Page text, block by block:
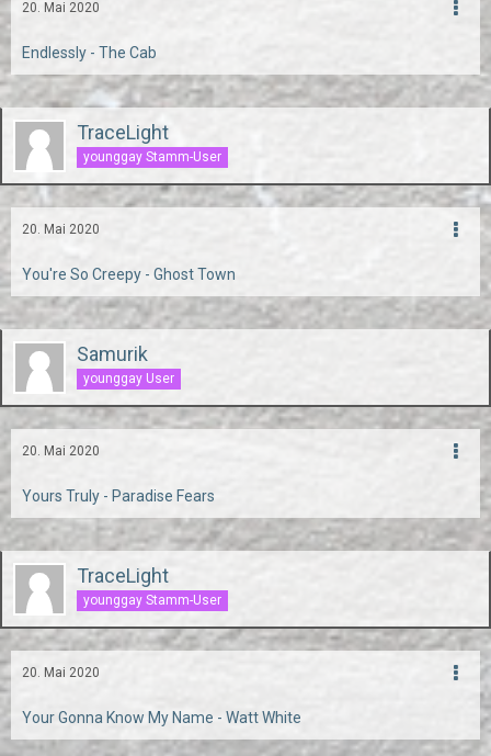
20. Mai 2020
Endlessly - The Cab
TraceLight
younggay Stamm-User
20. Mai 2020
You're So Creepy - Ghost Town
Samurik
younggay User
20. Mai 2020
Yours Truly - Paradise Fears
TraceLight
younggay Stamm-User
20. Mai 2020
Your Gonna Know My Name - Watt White